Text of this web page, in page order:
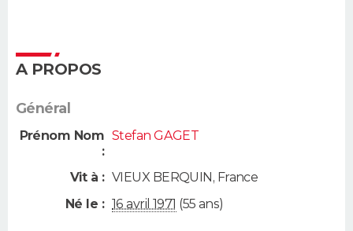
A PROPOS
Général
Prénom Nom
:
Stefan GAGET
Vit à : VIEUX BERQUIN, France
Né le : 16 avril 1971 (55 ans)